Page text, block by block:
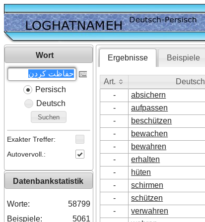
Wort
Persisch
Deutsch
Suchen
Exakter Treffer:
Autovervoll.:
Datenbankstatistik
Worte:
58799
Beispiele:
5061
Ergebnisse Beispiele
Art. Deutsch
- absichern
-
aufpassen
-
beschützen
-
bewachen
-
bewahren
-
erhalten
-
hüten
-
schirmen
-
schützen
-
verwahren